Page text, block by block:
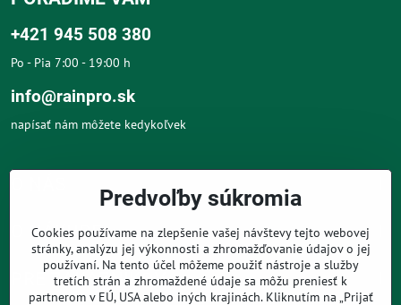
+421 945 508 380
Po - Pia 7:00 - 19:00 h
info@rainpro.sk
napísať nám môžete kedykoľvek
O NÁKUPE
PRE ZÁKAZNÍKOV
Predvoľby súkromia
Cookies používame na zlepšenie vašej návštevy tejto webovej
stránky, analýzu jej výkonnosti a zhromažďovanie údajov o jej
používaní. Na tento účel môžeme použiť nástroje a služby
tretích strán a zhromaždené údaje sa môžu preniesť k
partnerom v EÚ, USA alebo iných krajinách. Kliknutím na „Prijať